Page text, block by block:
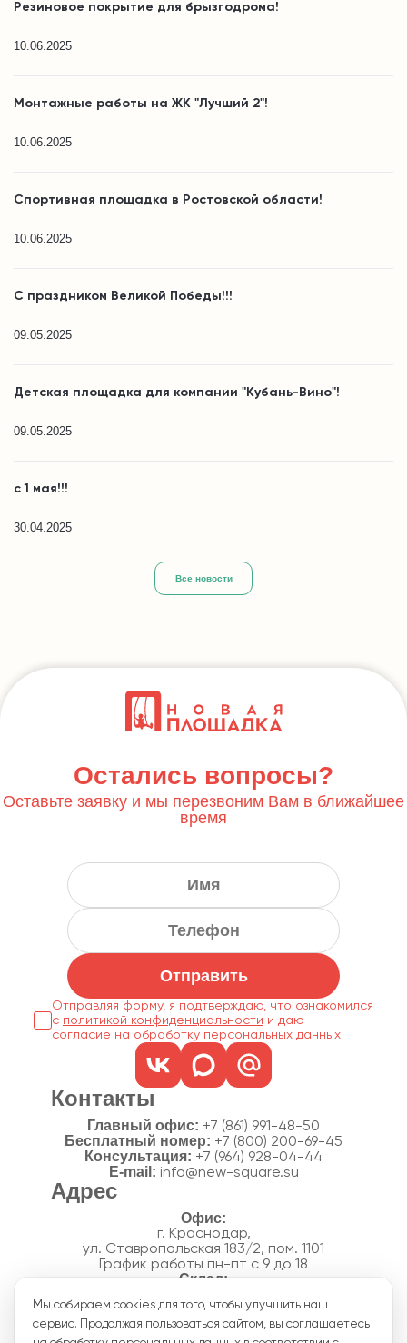
Резиновое покрытие для брызгодрома!
10.06.2025
Монтажные работы на ЖК "Лучший 2"!
10.06.2025
Спортивная площадка в Ростовской области!
10.06.2025
С праздником Великой Победы!!!
09.05.2025
Детская площадка для компании "Кубань-Вино"!
09.05.2025
с 1 мая!!!
30.04.2025
Все новости
Остались вопросы?
Оставьте заявку и мы перезвоним Вам в ближайшее
время
Отправить
Отправляя форму, я подтверждаю, что ознакомился
с политикой конфиденциальности
согласие на обработку персональных данных
Контакты
Главный офис: +7 (861) 991-48-50
Бесплатный номер: +7 (800) 200-69-45
Консультация: +7 (964) 928-04-44
E-mail: info@new-square.su
Адрес
г. Краснодар,
ул. Ставропольская 183/2, пом. 1101
График работы пн-пт с 9 до 18
п. Новознаменский, ул.Производственная, 15
График работы склада пн-пт с 8 до 18
Мы собираем cookies для того, чтобы улучшить наш
сервис. Продолжая пользоваться сайтом, вы соглашаетесь